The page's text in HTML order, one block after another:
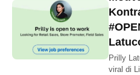
Prilly
viral di